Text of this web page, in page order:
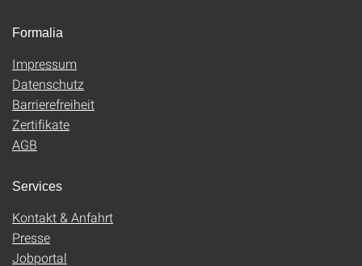
Formalia
Impressum
Datenschutz
Barrierefreiheit
Zertifikate
AGB
Services
Kontakt & Anfahrt
Presse
Jobportal